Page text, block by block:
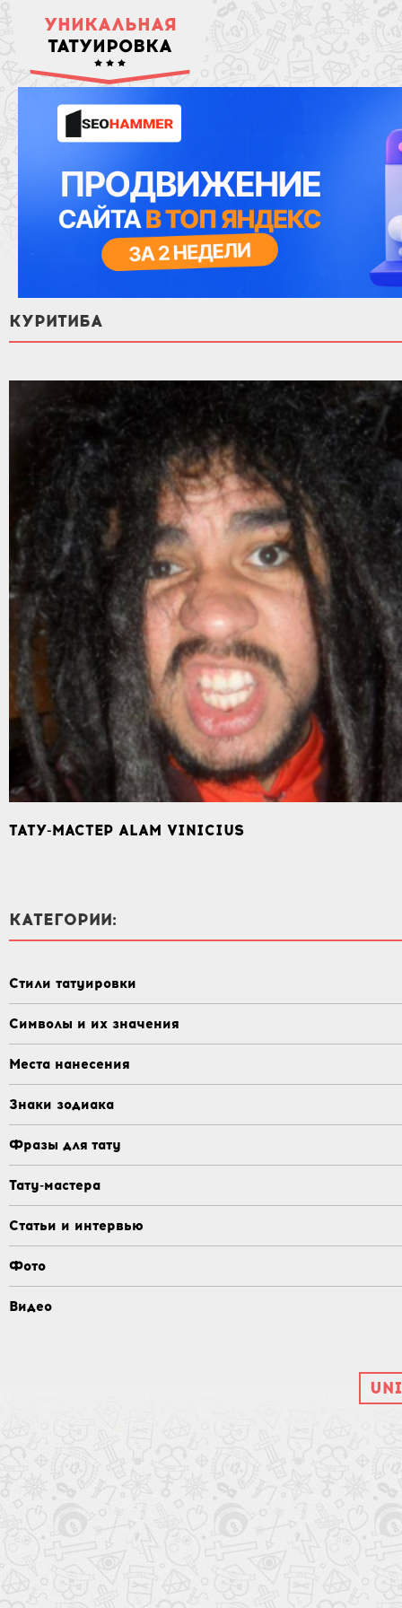
УНИКАЛЬНАЯ
ТАТУИРОВКА
КУРИТИБА
ТАТУ-МАСТЕР ALAM VINICIUS
КАТЕГОРИИ:
Стили татуировки
Символы и их значения
Места нанесения
Знаки зодиака
Фразы для тату
Тату-мастера
Статьи и интервью
Фото
Видео